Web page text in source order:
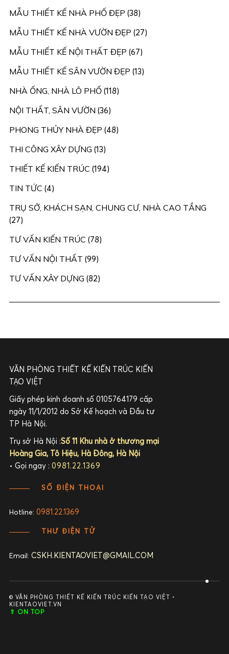
MẪU THIẾT KẾ NHÀ PHỐ ĐẸP (38)
MẪU THIẾT KẾ NHÀ VƯỜN ĐẸP (27)
MẪU THIẾT KẾ NỘI THẤT ĐẸP (67)
MẪU THIẾT KẾ SÂN VƯỜN ĐẸP (13)
NHÀ ỐNG, NHÀ LÔ PHỐ(118)
NỘI THẤT, SÂN VƯỜN (36)
PHONG THỦY NHÀ ĐẸP (48)
THI CÔNG XÂY DỰNG (13)
THIẾT KẾ KIẾN TRÚC (194)
TIN TỨC (4)
TRỤ SỞ, KHÁCH SẠN, CHUNG CƯ, NHÀ CAO TẦNG
(27)
TƯ VẤN KIẾN TRÚC (78)
TƯ VẤN NỘI THẤT (99)
TƯ VẤN XÂY DỰNG (82)
VĂN PHÒNG THIẾT KẾ KIẾN TRÚC KIẾN
TẠO VIỆT
Giấy phép kinh doanh số 0105764179 cấp
ngày 11/1/2012 do Sở Kế hoạch và Đầu tư
TP Hà Nội.
Trụ sở Hà Nội :Số 11 Khu nhà ở thương mại
Hoàng Gia, Tô Hiệu, Hà Đông, Hà Nội
• Gọi ngay : 0981.22.1369
SỐ ĐIỆN THOẠI
Hotline: 0981.22.1369
THƯ ĐIỆN TỬ
Email: CSKH.KIENTAOVIET@GMAIL.COM
© VĂN PHÒNG THIẾT KẾ KIẾN TRÚC KIẾN TẠO VIỆT •
KIENTAOVIET.VN
⇑ ON TOP